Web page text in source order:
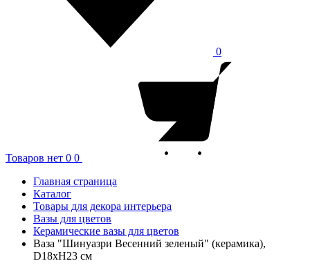
0
Товаров нет 0 0
Главная страница
Каталог
Товары для декора интерьера
Вазы для цветов
Керамические вазы для цветов
Ваза "Шинуазри Весенний зеленый" (керамика),
D18xH23 см